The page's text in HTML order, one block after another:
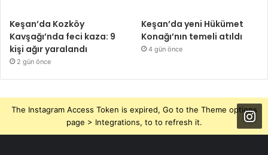
Keşan’da Kozköy
Kavşağı’nda feci kaza: 9
kişi ağır yaralandı
2 gün önce
Keşan’da yeni Hükümet
Konağı’nın temeli atıldı
4 gün önce
The Instagram Access Token is expired, Go to the Theme options
page > Integrations, to to refresh it.